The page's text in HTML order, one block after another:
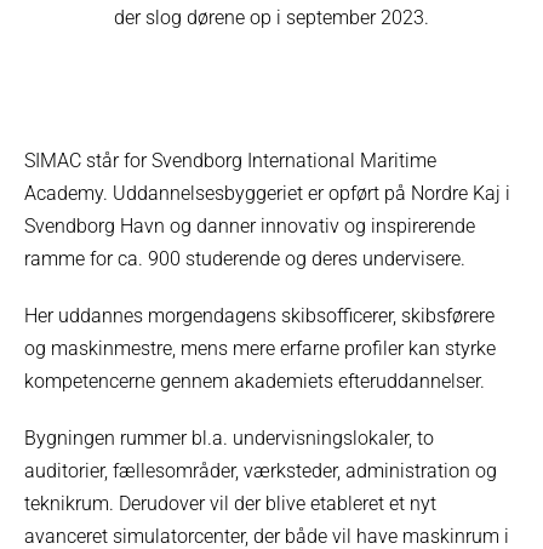
der slog dørene op i september 2023.
SIMAC står for Svendborg International Maritime
Academy. Uddannelsesbyggeriet er opført på Nordre Kaj i
Svendborg Havn og danner innovativ og inspirerende
ramme for ca. 900 studerende og deres undervisere.
Her uddannes morgendagens skibsofficerer, skibsførere
og maskinmestre, mens mere erfarne profiler kan styrke
kompetencerne gennem akademiets efteruddannelser.
Bygningen rummer bl.a. undervisningslokaler, to
auditorier, fællesområder, værksteder, administration og
teknikrum. Derudover vil der blive etableret et nyt
avanceret simulatorcenter, der både vil have maskinrum i